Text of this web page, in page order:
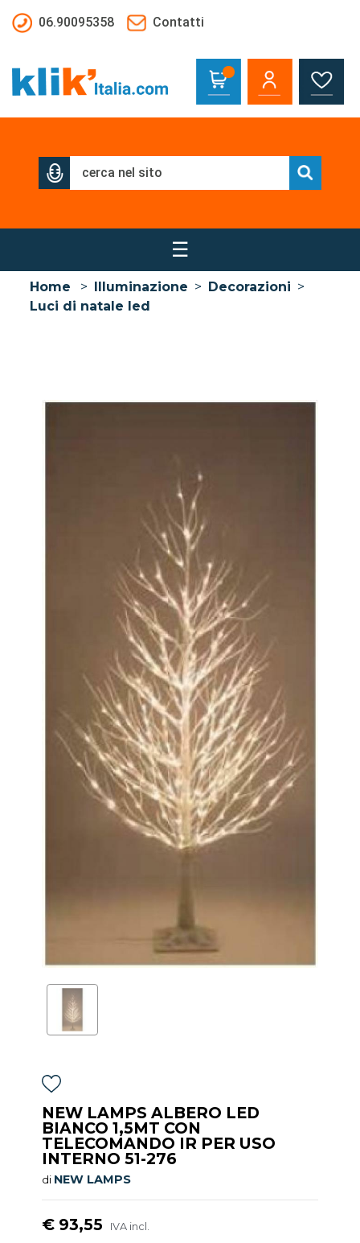
06.90095358
Contatti
☰
Home > Illuminazione > Decorazioni >
Luci di natale led
NEW LAMPS ALBERO LED
BIANCO 1,5MT CON
TELECOMANDO IR PER USO
INTERNO 51-276
di NEW LAMPS
€ 93,55 IVA incl.